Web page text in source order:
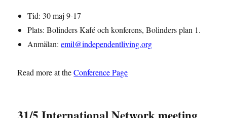
Tid: 30 maj 9-17
Plats: Bolinders Kafé och konferens, Bolinders plan 1.
Anmälan:emil@independentliving.org
Read more at theConference Page